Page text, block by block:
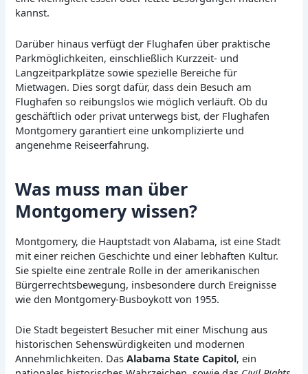
kannst.
Darüber hinaus verfügt der Flughafen über praktische
Parkmöglichkeiten, einschließlich Kurzzeit- und
Langzeitparkplätze sowie spezielle Bereiche für
Mietwagen. Dies sorgt dafür, dass dein Besuch am
Flughafen so reibungslos wie möglich verläuft. Ob du
geschäftlich oder privat unterwegs bist, der Flughafen
Montgomery garantiert eine unkomplizierte und
angenehme Reiseerfahrung.
Was muss man über
Montgomery wissen?
Montgomery, die Hauptstadt von Alabama, ist eine Stadt
mit einer reichen Geschichte und einer lebhaften Kultur.
Sie spielte eine zentrale Rolle in der amerikanischen
Bürgerrechtsbewegung, insbesondere durch Ereignisse
wie den Montgomery-Busboykott von 1955.
Die Stadt begeistert Besucher mit einer Mischung aus
historischen Sehenswürdigkeiten und modernen
Annehmlichkeiten. DasAlabama State Capitol, ein